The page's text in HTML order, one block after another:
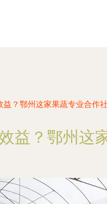
？鄂州这家果蔬专业合作
益？鄂州这